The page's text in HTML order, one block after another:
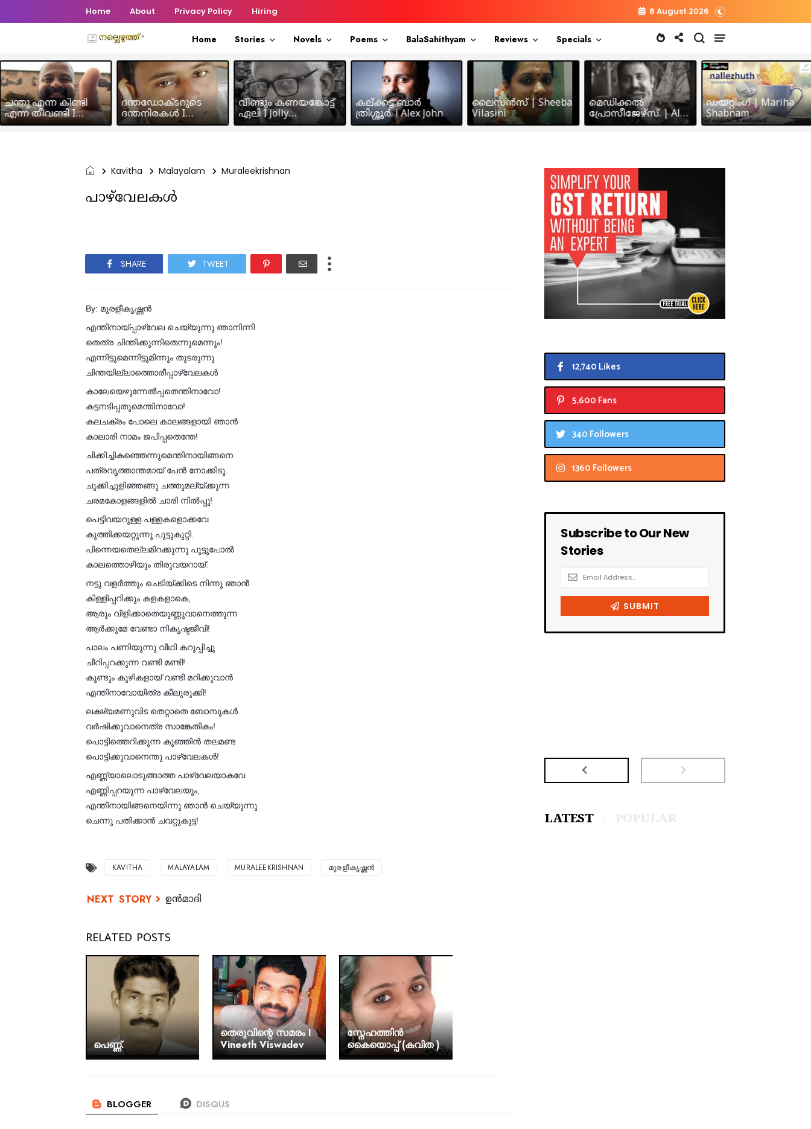
Home About Privacy Policy Hiring 8 August 2026
Home Stories Novels Poems BalaSahithyam Reviews Specials
ചന്തു എന്ന കിണ്ടി
എന്ന തീവണ്ടി I
Humour Story I Rajeev
ദന്തഡോക്ടറുടെ
ദന്തനിരകൾ I
Humour I Hussain MK
വീണ്ടും കണയങ്കോട്ട്
ഏലി I Jolly
Chakramakkil
കല്ക്കട്ട ബാർ
ത്രിശ്ശൂർ. i Alex John
ലൈസൻസ് | Sheeba
Vilasini
മെഡിക്കൽ
പ്രോസീജേഴ്സ്‌. | Alex
John
ഡയറ്റിംഗ് | Mariha
Shabnam
Kavitha Malayalam Muraleekrishnan
പാഴ്‌വേലകൾ
SHARE TWEET
By: മുരളീകൃഷ്ണൻ
എന്തിനായ്പ്പാഴ്‌വേല ചെയ്യുന്നു ഞാനിന്നി
തെത്ര ചിന്തിക്കുന്നിതെന്നുമെന്നും!
എന്നിട്ടുമെന്നിട്ടുമിന്നും തുടരുന്നു
ചിന്തയില്ലാത്തൊരീപ്പാഴ്‌വേലകൾ
കാലേയെഴുന്നേൽപ്പതെന്തിനാവോ!
കട്ടനടിപ്പതുമെന്തിനാവോ!
കലചക്രം പോലെ കാലങ്ങളായി ഞാൻ
കാലാരി നാമം ജപിപ്പതെന്തേ!
ചിക്കിച്ചികഞ്ഞെന്നുമെന്തിനായിങ്ങനെ
പത്രവൃത്താന്തമായ്‌ പേൻ നോക്കിടൂ.
ചുക്കിച്ചുളിഞ്ഞങ്ങു ചത്തുമല്യ്ക്കുന്ന
ചരമകോളങ്ങളിൽ ചാരി നിൽപ്പൂ!
പെട്ടിവയറുള്ള പള്ളകളൊക്കവേ
കുത്തിക്കയറ്റുന്നു പുട്ടുകുറ്റി.
പിന്നെയതെല്ലമിറക്കുന്നു പുട്ടുപോൽ
കാലത്തൊഴിയും തിരുവയറായ്‌.
നട്ടു വളർത്തും ചെടിയ്ക്കിടെ നിന്നു ഞാൻ
കിള്ളിപ്പറിക്കും കളകളാകെ,
ആരും വിളിക്കാതെയുണ്ണുവാനെത്തുന്ന
ആർക്കുമേ വേണ്ടാ നികൃഷ്ടജീവി!
പാലം പണിയുന്നു വീഥി കറുപ്പിച്ചു
ചീറിപ്പറക്കുന്ന വണ്ടി മണ്ടി!
കുണ്ടും കുഴികളായ്‌ വണ്ടി മറിക്കുവാൻ
എന്തിനാവോയിത്ര കീലുരുക്കി!
ലക്ഷ്യമണുവിട തെറ്റാതെ ബോമ്പുകൾ
വർഷിക്കുവാനെത്ര സാങ്കേതികം!
പൊട്ടിത്തെറിക്കുന്ന കുഞ്ഞിൻ തലമണ്ട
പൊട്ടിക്കുവാനെന്തു പാഴ്‌വേലകൾ!
എണ്ണ്യാലൊടുങ്ങാത്ത പാഴ്‌വേലയാകവേ
എണ്ണിപ്പറയുന്ന പാഴ്‌വേലയും,
എന്തിനായിങ്ങനെയിന്നു ഞാൻ ചെയ്യുന്നു
ചെന്നു പതിക്കാൻ ചവറ്റുകുട്ട!
KAVITHA MALAYALAM MURALEEKRISHNAN മുരളീകൃഷ്ണൻ
ഉന്‍മാദി
പെണ്ണ്.
തെരുവിന്റെ സമരം I
Vineeth Viswadev
സ്നേഹത്തിൻ
കൈയൊപ്പ് (കവിത )
12,740 Likes
5,600 Fans
340 Followers
1360 Followers
LATEST